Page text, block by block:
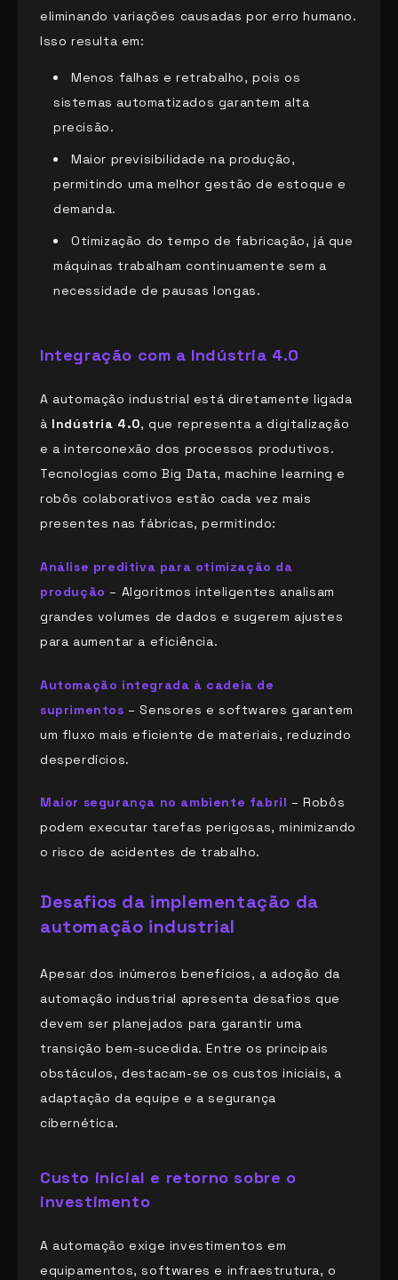
eliminando variações causadas por erro humano.
Isso resulta em:
Menos falhas e retrabalho, pois os
sistemas automatizados garantem alta
precisão.
Maior previsibilidade na produção,
permitindo uma melhor gestão de estoque e
demanda.
Otimização do tempo de fabricação, já que
máquinas trabalham continuamente sem a
necessidade de pausas longas.
Integração com a Indústria 4.0
A automação industrial está diretamente ligada
à Indústria 4.0, que representa a digitalização
e a interconexão dos processos produtivos.
Tecnologias como Big Data, machine learning e
robôs colaborativos estão cada vez mais
presentes nas fábricas, permitindo:
Análise preditiva para otimização da
produção – Algoritmos inteligentes analisam
grandes volumes de dados e sugerem ajustes
para aumentar a eficiência.
Automação integrada à cadeia de
suprimentos – Sensores e softwares garantem
um fluxo mais eficiente de materiais, reduzindo
desperdícios.
Maior segurança no ambiente fabril – Robôs
podem executar tarefas perigosas, minimizando
o risco de acidentes de trabalho.
Desafios da implementação da
automação industrial
Apesar dos inúmeros benefícios, a adoção da
automação industrial apresenta desafios que
devem ser planejados para garantir uma
transição bem-sucedida. Entre os principais
obstáculos, destacam-se os custos iniciais, a
adaptação da equipe e a segurança
cibernética.
Custo inicial e retorno sobre o
investimento
A automação exige investimentos em
equipamentos, softwares e infraestrutura, o